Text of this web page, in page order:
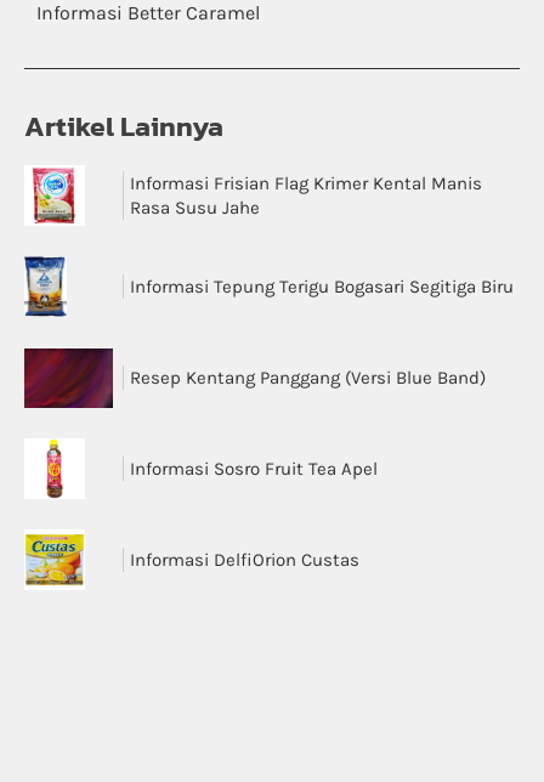
Informasi Better Caramel
Artikel Lainnya
Informasi Frisian Flag Krimer Kental Manis
Rasa Susu Jahe
Informasi Tepung Terigu Bogasari Segitiga Biru
Resep Kentang Panggang (Versi Blue Band)
Informasi Sosro Fruit Tea Apel
Informasi DelfiOrion Custas